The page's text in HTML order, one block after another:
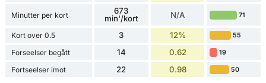
Minutter per kort
673
min'/kort
N/A 71
Kort over 0.5 3 12% 55
Forseelser begått 14 0.62 19
Fortseelser imot 22 0.98 50